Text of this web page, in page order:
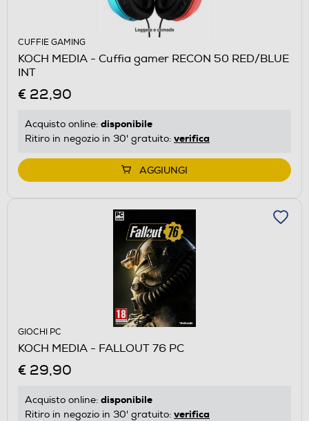
CUFFIE GAMING
KOCH MEDIA - Cuffia gamer RECON 50 RED/BLUE
INT
€ 22,90
Acquisto online: disponibile
Ritiro in negozio in 30' gratuito: verifica
AGGIUNGI
GIOCHI PC
KOCH MEDIA - FALLOUT 76 PC
€ 29,90
Acquisto online: disponibile
Ritiro in negozio in 30' gratuito: verifica